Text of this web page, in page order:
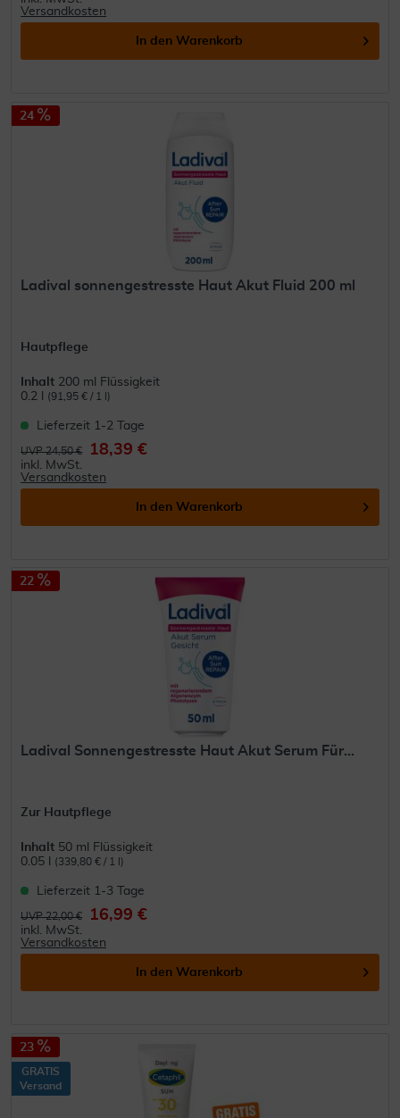
Versandkosten
In den Warenkorb
24
Ladival sonnengestresste Haut Akut Fluid 200 ml
Hautpflege
Inhalt 200 ml Flüssigkeit
0.2 l
(91,95 € / 1 l)
Lieferzeit 1-2 Tage
UVP 24,50 € 18,39 €
inkl. MwSt.
Versandkosten
In den Warenkorb
22
Ladival Sonnengestresste Haut Akut Serum Für...
Zur Hautpflege
Inhalt 50 ml Flüssigkeit
0.05 l
(339,80 € / 1 l)
Lieferzeit 1-3 Tage
UVP 22,00 € 16,99 €
inkl. MwSt.
Versandkosten
In den Warenkorb
23
GRATIS
Versand